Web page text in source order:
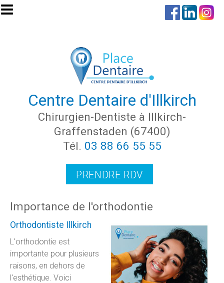
Aller au contenu principal
Centre Dentaire d'Illkirch
Chirurgien-Dentiste à Illkirch-
Graffenstaden (67400)
Tél. 03 88 66 55 55
PRENDRE RDV
Importance de l'orthodontie
Orthodontiste Illkirch
L'orthodontie est
importante pour plusieurs
raisons, en dehors de
l'esthétique. Voici